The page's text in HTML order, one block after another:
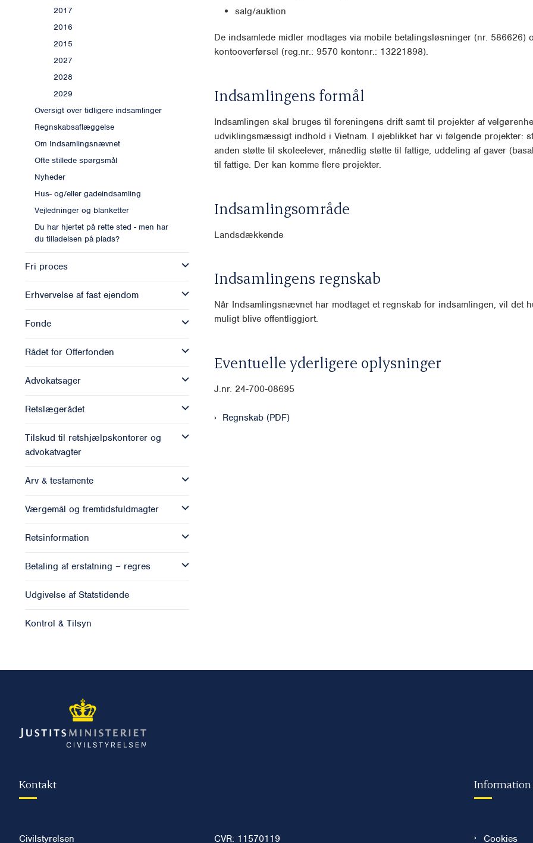
2017
2016
2015
2027
2028
2029
Oversigt over tidligere indsamlinger
Regnskabsaflæggelse
Om Indsamlingsnævnet
Ofte stillede spørgsmål
Nyheder
Hus- og/eller gadeindsamling
Vejledninger og blanketter
Du har hjertet på rette sted - men har
du tilladelsen på plads?
Fri proces
Erhvervelse af fast ejendom
Fonde
Rådet for Offerfonden
Advokatsager
Retslægerådet
Tilskud til retshjælpskontorer og
advokatvagter
Arv & testamente
Værgemål og fremtidsfuldmagter
Retsinformation
Betaling af erstatning – regres
Udgivelse af Statstidende
Kontrol & Tilsyn
salg/auktion
De indsamlede midler modtages via mobile betalingsløsninger (nr. 586626)
kontooverførsel (reg.nr.: 9570 kontonr.: 13221898).
Indsamlingens formål
Indsamlingen skal bruges til foreningens drift samt til projekter af
udviklingsmæssigt indhold i Vietnam. I øjeblikket har vi følgende projekter:
anden støtte til skoleelever, månedlig støtte til fattige, uddeling af gaver
til fattige. Der kan komme flere projekter.
Indsamlingsområde
Landsdækkende
Indsamlingens regnskab
Når Indsamlingsnævnet har modtaget et regnskab for indsamlingen, vil det
muligt blive offentliggjort.
Eventuelle yderligere oplysninger
J.nr. 24-700-08695
Regnskab (PDF)
Kontakt
Civilstyrelsen CVR: 11570119
Information
Cookies